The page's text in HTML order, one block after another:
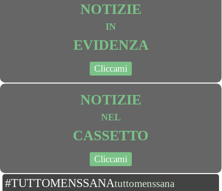
NOTIZIE
IN
EVIDENZA
Cliccami
NOTIZIE
NEL
CASSETTO
Cliccami
#TUTTOMENSSANAtuttomenssana